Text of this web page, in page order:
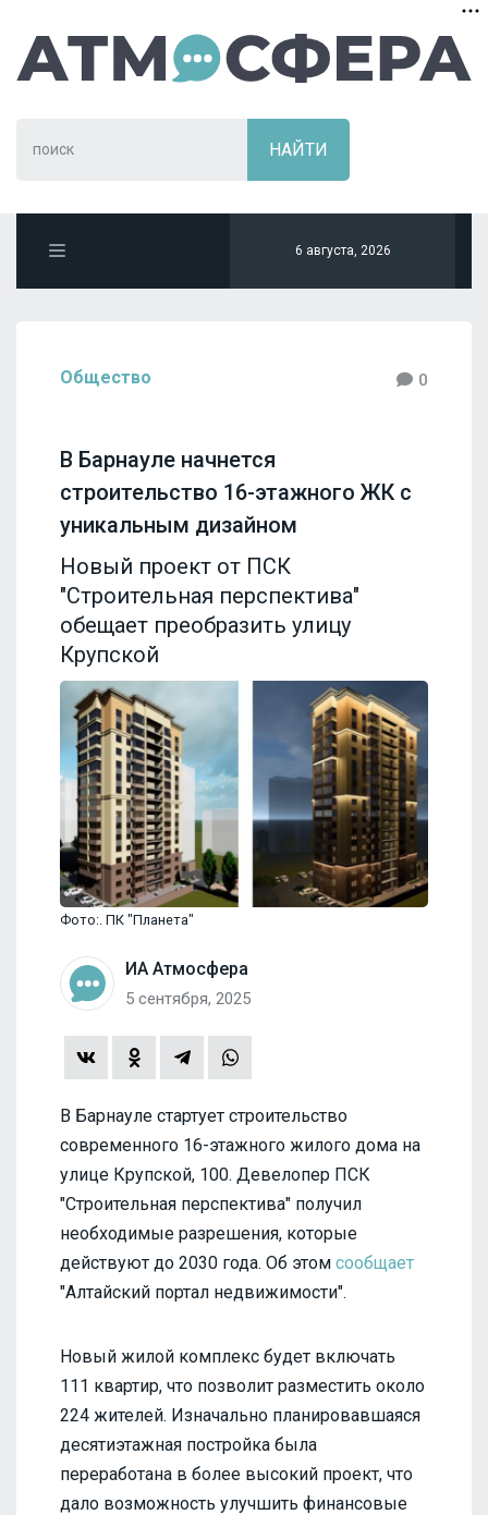
6 августа, 2026
Общество 0
В Барнауле начнется
строительство 16-этажного ЖК с
уникальным дизайном
Новый проект от ПСК
"Строительная перспектива"
обещает преобразить улицу
Крупской
Фото:. ПК "Планета"
ИА Атмосфера
5 сентября, 2025
В Барнауле стартует строительство
современного 16-этажного жилого дома на
улице Крупской, 100. Девелопер ПСК
"Строительная перспектива" получил
необходимые разрешения, которые
действуют до 2030 года. Об этом сообщает
"Алтайский портал недвижимости".
Новый жилой комплекс будет включать
111 квартир, что позволит разместить около
224 жителей. Изначально планировавшаяся
десятиэтажная постройка была
переработана в более высокий проект, что
дало возможность улучшить финансовые